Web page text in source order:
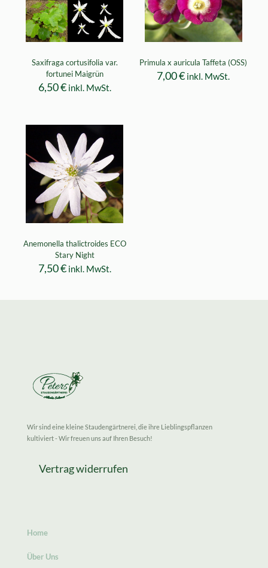
Saxifraga cortusifolia var.
fortunei Maigrün
6,50€ inkl. MwSt.
Primula x auricula Taffeta (OSS)
7,00€ inkl. MwSt.
Anemonella thalictroides ECO
Stary Night
7,50€ inkl. MwSt.
Wir sind eine kleine Staudengärtnerei, die ihre Lieblingspflanzen
kultiviert - Wir freuen uns auf Ihren Besuch!
Vertrag widerrufen
Home
Über Uns